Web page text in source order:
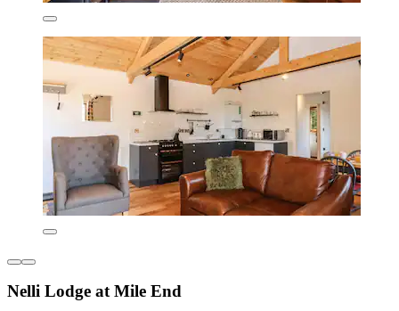
Nelli Lodge at Mile End